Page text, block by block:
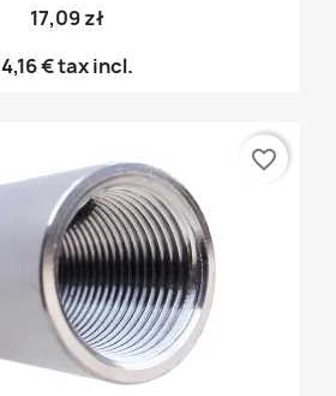
17,09 zł
4,16 €tax incl.
favorite_border